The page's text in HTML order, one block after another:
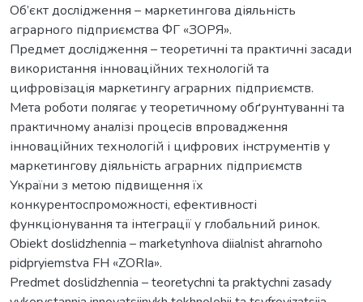
Об’єкт дослідження – маркетингова діяльність
аграрного підприємства ФГ «ЗОРЯ».
Предмет дослідження – теоретичні та практичні засади
використання інноваційних технологій та
цифровізація маркетингу аграрних підприємств.
Мета роботи полягає у теоретичному обґрунтуванні та
практичному аналізі процесів впровадження
інноваційних технологій і цифрових інструментів у
маркетингову діяльність аграрних підприємств
України з метою підвищення їх
конкурентоспроможності, ефективності
функціонування та інтеграції у глобальний ринок.
Obiekt doslidzhennia – marketynhova diialnist ahrarnoho
pidpryiemstva FH «ZORIa».
Predmet doslidzhennia – teoretychni ta praktychni zasady